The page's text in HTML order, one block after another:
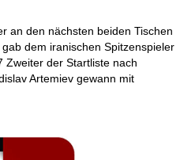
an den nächsten beiden Tischen
dem iranischen Spitzenspieler
Zweiter der Startliste nach
Artemiev gewann mit